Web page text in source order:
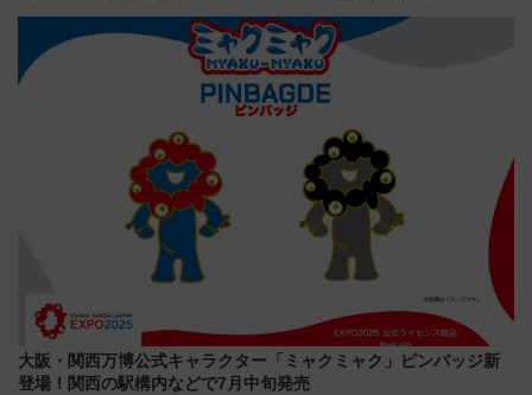
1億円出資で挑む新時代のまちづ
くりとは？
業 行き交う電車の音や振動を
感じながら「ととのう」新感覚
大阪・関西万博公式キャラクター「ミャクミャク」ピンバッジ新
登場！関西の駅構内などで7月中旬発売